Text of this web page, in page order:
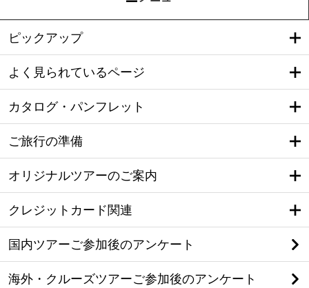
ピックアップ
よく見られているページ
カタログ・パンフレット
ご旅行の準備
オリジナルツアーのご案内
クレジットカード関連
国内ツアーご参加後のアンケート
海外・クルーズツアーご参加後のアンケート